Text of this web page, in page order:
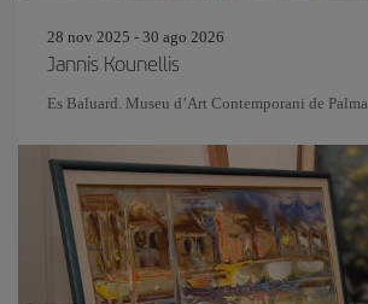
28 nov 2025 - 30 ago 2026
Jannis Kounellis
Es Baluard. Museu d’Art Contemporani de Palma